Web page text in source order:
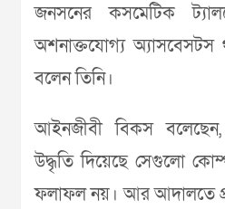
জনসনের কসমেটিক
অশনাক্তযোগ্য অ্যাসবেসটস
বলেন তিনি।
আইনজীবী বিকস বলেছেন,
উদ্ধৃতি দিয়েছে সেগুলো
ফলাফল নয়। আর আদালতে